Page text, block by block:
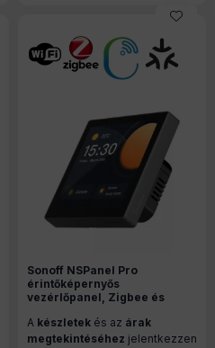
Sonoff NSPanel Pro
érintőképernyős
vezérlőpanel, Zigbee és
A készletek és az árak
megtekintéséhez jelentkezzen